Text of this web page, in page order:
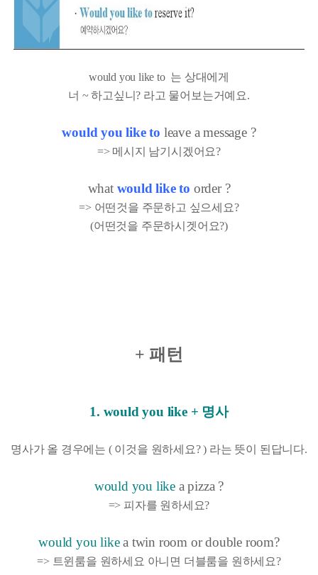
would you like to 는 상대에게
너 ~ 하고싶니? 라고 물어보는거예요.
would you like to leave a message ?
=> 메시지 남기시겠어요?
what would like to order ?
=> 어떤것을 주문하고 싶으세요?
(어떤것을 주문하시겟어요?)
+ 패턴
1. would you like + 명사
명사가 올 경우에는 ( 이것을 원하세요? ) 라는 뜻이 된답니다.
would you like a pizza ?
=> 피자를 원하세요?
would you likea twin room or double room?
=> 트윈룸을 원하세요 아니면 더블룸을 원하세요?